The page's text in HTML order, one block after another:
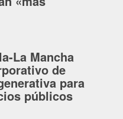
La Mancha
de
para
públicos